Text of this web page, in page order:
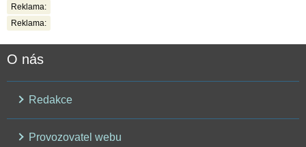
Reklama:
Reklama:
O nás
Redakce
Provozovatel webu